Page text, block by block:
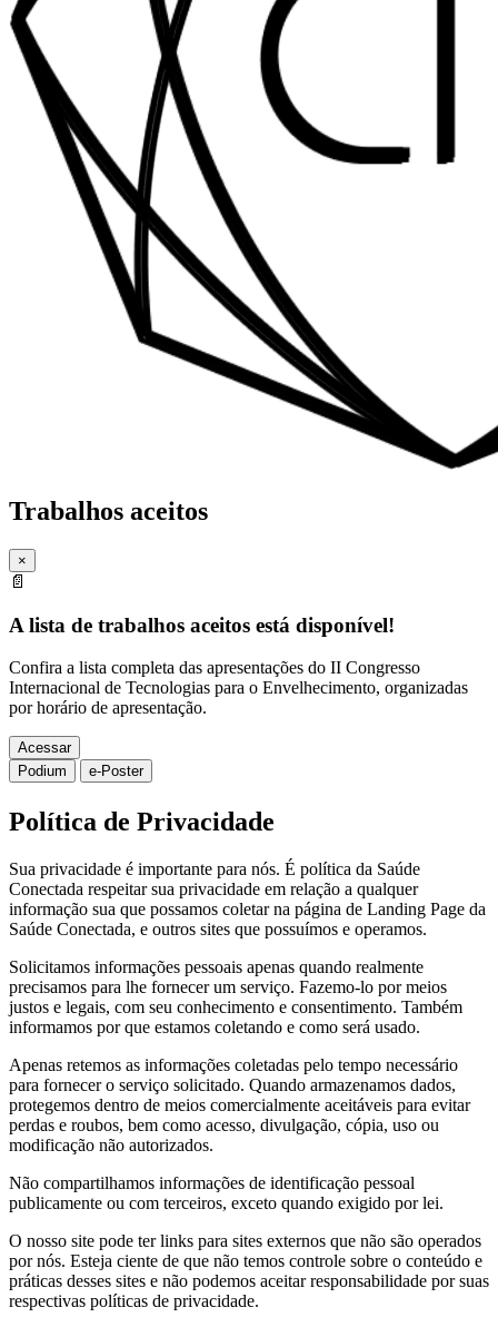
Trabalhos aceitos
×
📄
A lista de trabalhos aceitos está disponível!
Confira a lista completa das apresentações do II Congresso
Internacional de Tecnologias para o Envelhecimento, organizadas
por horário de apresentação.
Acessar
Podium
e-Poster
Política de Privacidade
Sua privacidade é importante para nós. É política da Saúde
Conectada respeitar sua privacidade em relação a qualquer
informação sua que possamos coletar na página de Landing Page da
Saúde Conectada, e outros sites que possuímos e operamos.
Solicitamos informações pessoais apenas quando realmente
precisamos para lhe fornecer um serviço. Fazemo-lo por meios
justos e legais, com seu conhecimento e consentimento. Também
informamos por que estamos coletando e como será usado.
Apenas retemos as informações coletadas pelo tempo necessário
para fornecer o serviço solicitado. Quando armazenamos dados,
protegemos dentro de meios comercialmente aceitáveis para evitar
perdas e roubos, bem como acesso, divulgação, cópia, uso ou
modificação não autorizados.
Não compartilhamos informações de identificação pessoal
publicamente ou com terceiros, exceto quando exigido por lei.
O nosso site pode ter links para sites externos que não são operados
por nós. Esteja ciente de que não temos controle sobre o conteúdo e
práticas desses sites e não podemos aceitar responsabilidade por suas
respectivas políticas de privacidade.